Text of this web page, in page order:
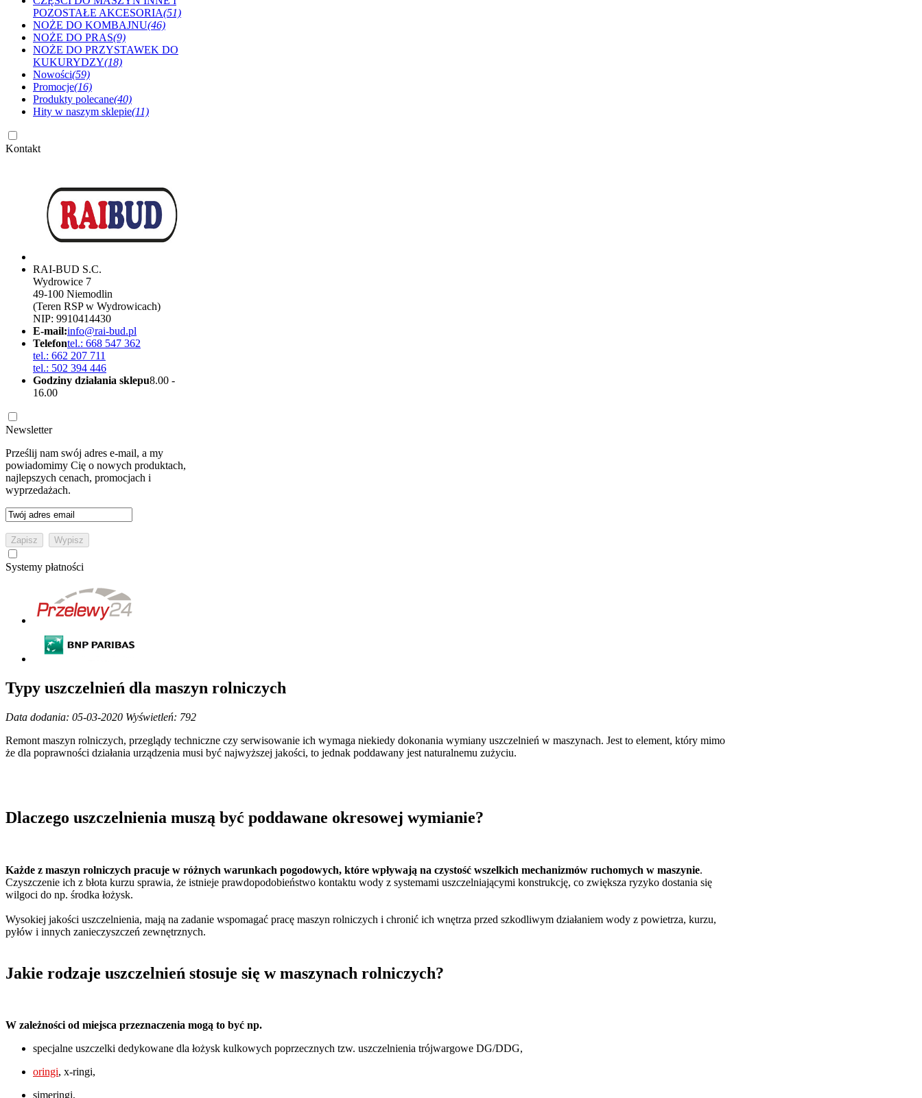
POZOSTAŁE AKCESORIA(51)
NOŻE DO KOMBAJNU(46)
NOŻE DO PRAS(9)
NOŻE DO PRZYSTAWEK DO
KUKURYDZY(18)
Nowości(59)
Promocje(16)
Produkty polecane(40)
Hity w naszym sklepie(11)
Kontakt
RAI-BUD S.C.
Wydrowice 7
49-100 Niemodlin
(Teren RSP w Wydrowicach)
NIP: 9910414430
E-mail:info@rai-bud.pl
Telefontel.: 668 547 362
tel.: 662 207 711
tel.: 502 394 446
Godziny działania sklepu8.00 -
16.00
Newsletter
Prześlij nam swój adres e-mail, a my
powiadomimy Cię o nowych produktach,
najlepszych cenach, promocjach i
wyprzedażach.
Systemy płatności
Typy uszczelnień dla maszyn rolniczych
Data dodania: 05-03-2020 Wyświetleń: 792
Remont maszyn rolniczych, przeglądy techniczne czy serwisowanie ich wymaga niekiedy dokonania wymiany uszczelnień w maszynach. Jest to element, który mimo
że dla poprawności działania urządzenia musi być najwyższej jakości, to jednak poddawany jest naturalnemu zużyciu.
Dlaczego uszczelnienia muszą być poddawane okresowej wymianie?
Każde z maszyn rolniczych pracuje w różnych warunkach pogodowych, które wpływają na czystość wszelkich mechanizmów ruchomych w maszynie.
Czyszczenie ich z błota kurzu sprawia, że istnieje prawdopodobieństwo kontaktu wody z systemami uszczelniającymi konstrukcję, co zwiększa ryzyko dostania się
wilgoci do np. środka łożysk.
Wysokiej jakości uszczelnienia, mają na zadanie wspomagać pracę maszyn rolniczych i chronić ich wnętrza przed szkodliwym działaniem wody z powietrza, kurzu,
pyłów i innych zanieczyszczeń zewnętrznych.
Jakie rodzaje uszczelnień stosuje się w maszynach rolniczych?
W zależności od miejsca przeznaczenia mogą to być np.
specjalne uszczelki dedykowane dla łożysk kulkowych poprzecznych tzw. uszczelnienia trójwargowe DG/DDG,
oringi, x-ringi,
simeringi,